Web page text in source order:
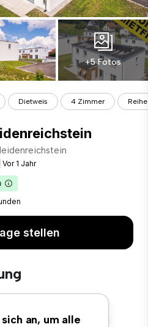
+5 Fotos
Dietweis 4 Zimmer
Vor 1 Jahr
stellen
an, um alle
Stadthaus-Refugium in
Dieses